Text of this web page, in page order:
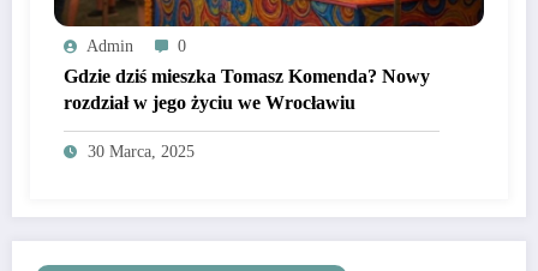
Admin 0
Gdzie dziś mieszka Tomasz Komenda? Nowy
rozdział w jego życiu we Wrocławiu
30 Marca, 2025